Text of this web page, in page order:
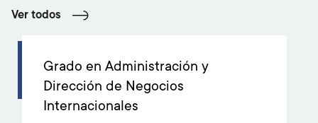
Ver todos
Grado en Administración y
Dirección de Negocios
Internacionales